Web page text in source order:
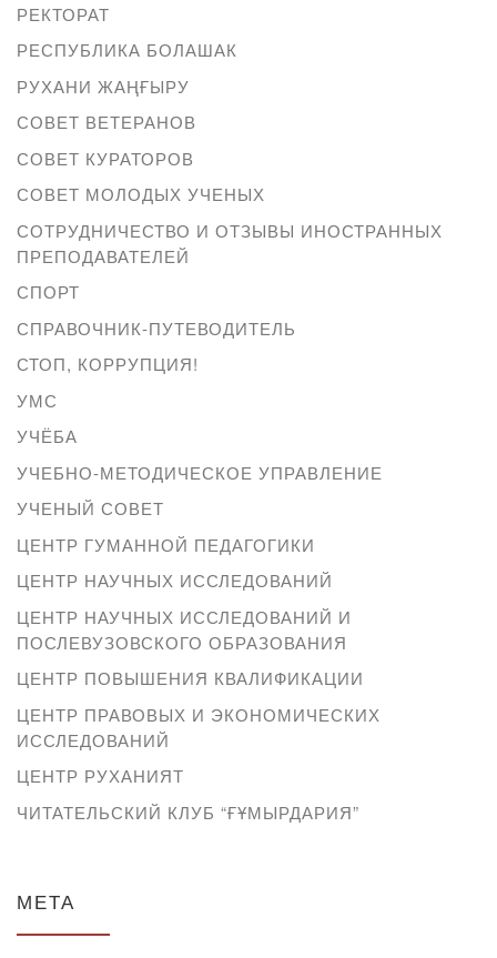
РЕКТОРАТ
РЕСПУБЛИКА БОЛАШАК
РУХАНИ ЖАҢҒЫРУ
СОВЕТ ВЕТЕРАНОВ
СОВЕТ КУРАТОРОВ
СОВЕТ МОЛОДЫХ УЧЕНЫХ
СОТРУДНИЧЕСТВО И ОТЗЫВЫ ИНОСТРАННЫХ
ПРЕПОДАВАТЕЛЕЙ
СПОРТ
СПРАВОЧНИК-ПУТЕВОДИТЕЛЬ
СТОП, КОРРУПЦИЯ!
УМС
УЧЁБА
УЧЕБНО-МЕТОДИЧЕСКОЕ УПРАВЛЕНИЕ
УЧЕНЫЙ СОВЕТ
ЦЕНТР ГУМАННОЙ ПЕДАГОГИКИ
ЦЕНТР НАУЧНЫХ ИССЛЕДОВАНИЙ
ЦЕНТР НАУЧНЫХ ИССЛЕДОВАНИЙ И
ПОСЛЕВУЗОВСКОГО ОБРАЗОВАНИЯ
ЦЕНТР ПОВЫШЕНИЯ КВАЛИФИКАЦИИ
ЦЕНТР ПРАВОВЫХ И ЭКОНОМИЧЕСКИХ
ИССЛЕДОВАНИЙ
ЦЕНТР РУХАНИЯТ
ЧИТАТЕЛЬСКИЙ КЛУБ “ҒҰМЫРДАРИЯ”
МЕТА